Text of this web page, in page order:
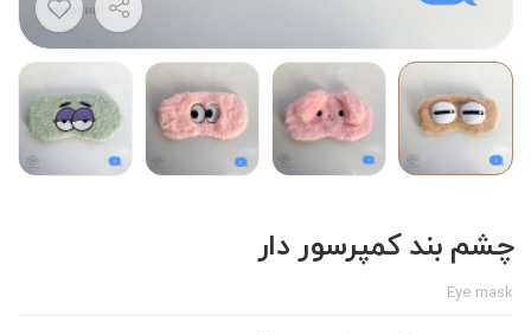
چشم بند کمپرسور دار
Eye mask